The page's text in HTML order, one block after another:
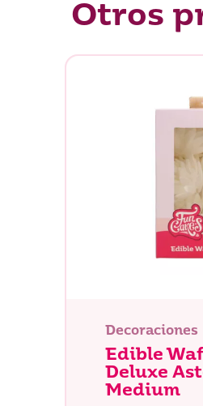
Otros
Decoraciones
Edible
Deluxe
Medium